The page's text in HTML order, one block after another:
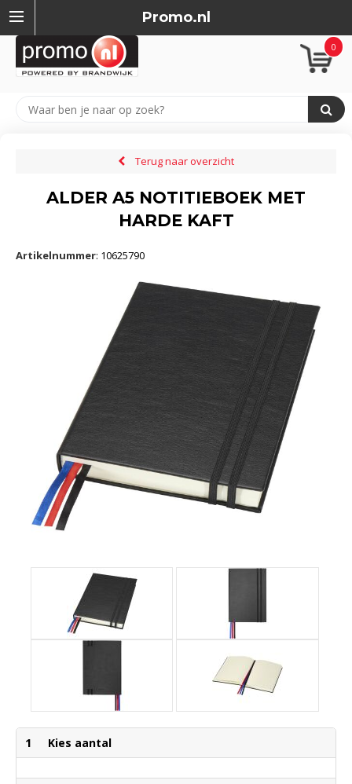
Promo.nl
0
Terug naar overzicht
ALDER A5 NOTITIEBOEK MET
HARDE KAFT
Artikelnummer: 10625790
1 Kies aantal